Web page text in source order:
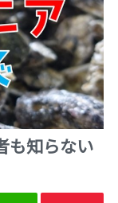
も知らない